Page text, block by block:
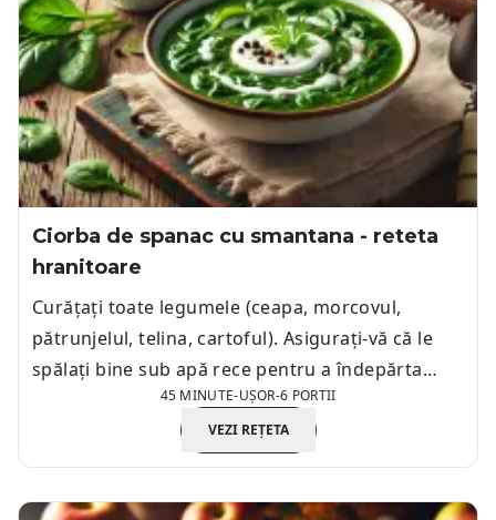
Ciorba de spanac cu smantana - reteta
hranitoare
Curățați toate legumele (ceapa, morcovul,
pătrunjelul, telina, cartoful). Asigurați-vă că le
spălați bine sub apă rece pentru a îndepărta
orice impurități.45 MINUTE-UȘOR-6 PORTII
VEZI REȚETA